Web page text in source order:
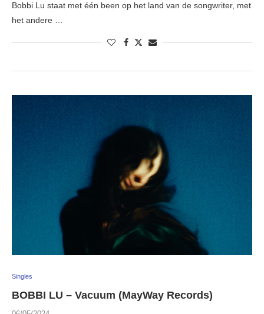
Bobbi Lu staat met één been op het land van de songwriter, met
het andere …
Singles
BOBBI LU – Vacuum (MayWay Records)